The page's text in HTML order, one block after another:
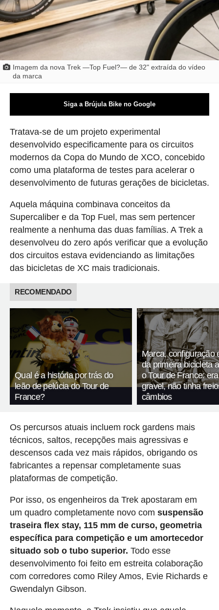
Imagem da nova Trek —Top Fuel?— de 32" extraída do vídeo
da marca
Siga a Brújula Bike no Google
Tratava-se de um projeto experimental
desenvolvido especificamente para os circuitos
modernos da Copa do Mundo de XCO, concebido
como uma plataforma de testes para acelerar o
desenvolvimento de futuras gerações de bicicletas.
Aquela máquina combinava conceitos da
Supercaliber e da Top Fuel, mas sem pertencer
realmente a nenhuma das duas famílias. A Trek a
desenvolveu do zero após verificar que a evolução
dos circuitos estava evidenciando as limitações
das bicicletas de XC mais tradicionais.
RECOMENDADO
Qual é a história por trás do
leão de pelúcia do Tour de
France?
Marca, configuração
da primeira bicicleta
o Tour de France:
gravel, não tinha
câmbios
Os percursos atuais incluem rock gardens mais
técnicos, saltos, recepções mais agressivas e
descensos cada vez mais rápidos, obrigando os
fabricantes a repensar completamente suas
plataformas de competição.
Por isso, os engenheiros da Trek apostaram em
um quadro completamente novo com suspensão
traseira flex stay, 115 mm de curso, geometria
específica para competição e um amortecedor
situado sob o tubo superior. Todo esse
desenvolvimento foi feito em estreita colaboração
com corredores como Riley Amos, Evie Richards e
Gwendalyn Gibson.